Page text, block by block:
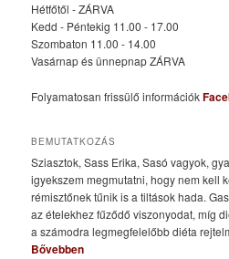
Hétfőtől - ZÁRVA
Kedd - Péntekig 11.00 - 17.00
Szombaton 11.00 - 14.00
Vasárnap és ünnepnap ZÁRVA
Folyamatosan frissülő információk
BEMUTATKOZÁS
Sziasztok, Sass Erika, Sasó vagyok,
igyekszem megmutatni, hogy nem kell
rémisztőnek tűnik is a tiltások hada.
az ételekhez fűződő viszonyodat, míg
a számodra legmegfelelőbb diéta
Bővebben